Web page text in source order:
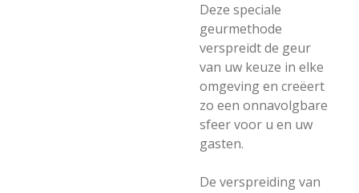
Deze speciale
geurmethode
verspreidt de geur
van uw keuze in elke
omgeving en creëert
zo een onnavolgbare
sfeer voor u en uw
gasten.
De verspreiding van